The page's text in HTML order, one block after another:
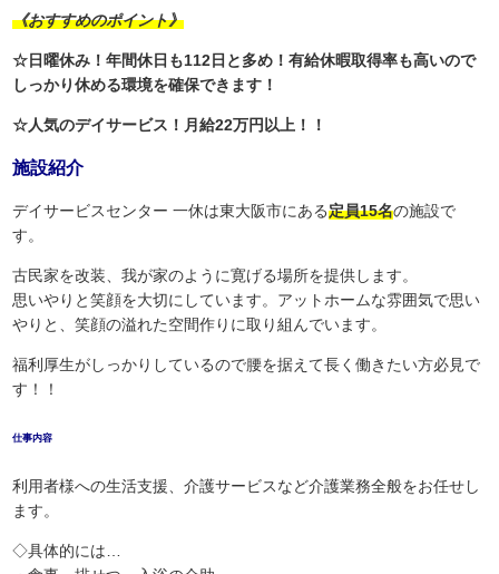
《おすすめのポイント》
☆日曜休み！年間休日も112日と多め！有給休暇取得率も高いので
しっかり休める環境を確保できます！
☆人気のデイサービス！月給22万円以上！！
施設紹介
デイサービスセンター 一休は東大阪市にある定員15名の施設で
す。
古民家を改装、我が家のように寛げる場所を提供します。
思いやりと笑顔を大切にしています。アットホームな雰囲気で思い
やりと、笑顔の溢れた空間作りに取り組んでいます。
福利厚生がしっかりしているので腰を据えて長く働きたい方必見で
す！！
仕事内容
利用者様への生活支援、介護サービスなど介護業務全般をお任せし
ます。
◇具体的には…